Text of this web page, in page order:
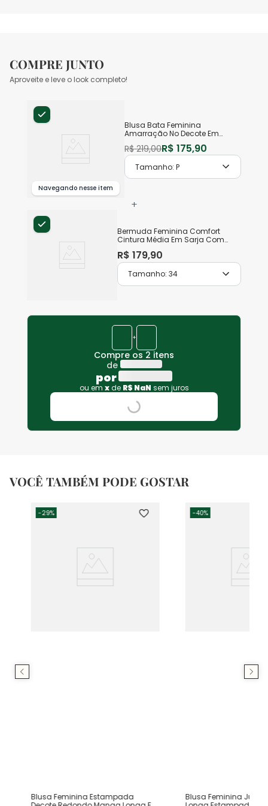
COMPRE JUNTO
Aproveite e leve o look completo!
Navegando nesse item
Blusa Bata Feminina
Amarração No Decote Em
Crepe Leve
R$ 219,00R$ 175,90
Tamanho:P
+
Bermuda Feminina Comfort
Cintura Média Em Sarja Com
R$ 179,90
Tamanho:34
+
Compre os 2 itens
de
por
ou em x de R$ NaN sem juros
VOCÊ TAMBÉM PODE GOSTAR
-29%
Blusa Feminina Estampada
-40%
Blusa Feminina Justa